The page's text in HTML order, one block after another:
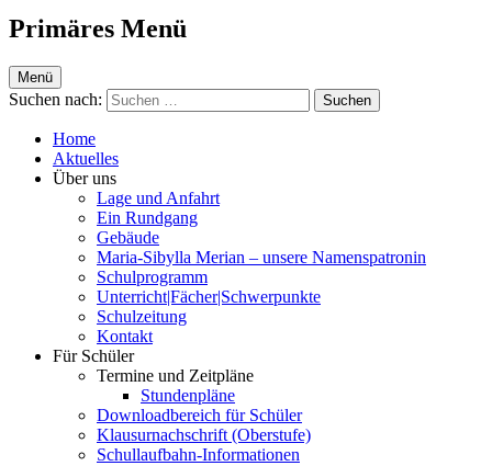
Maria-Sibylla-Merian-Gymnasium Krefeld
Webseite des MSM
Primäres Menü
Menü
Suchen nach:
Home
Aktuelles
Über uns
Lage und Anfahrt
Ein Rundgang
Gebäude
Maria-Sibylla Merian – unsere Namenspatronin
Schulprogramm
Unterricht|Fächer|Schwerpunkte
Schulzeitung
Kontakt
Für Schüler
Termine und Zeitpläne
Stundenpläne
Downloadbereich für Schüler
Klausurnachschrift (Oberstufe)
Schullaufbahn-Informationen